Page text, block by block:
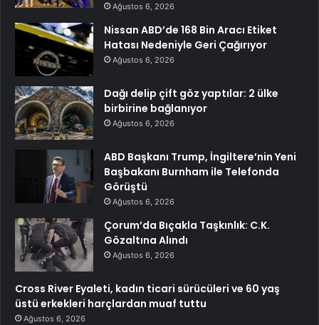
Ağustos 6, 2026
Nissan ABD’de 168 Bin Aracı Etiket
Hatası Nedeniyle Geri Çağırıyor
Ağustos 6, 2026
Dağı delip çift göz yaptılar: 2 ülke
birbirine bağlanıyor
Ağustos 6, 2026
ABD Başkanı Trump, İngiltere’nin Yeni
Başbakanı Burnham ile Telefonda
Görüştü
Ağustos 6, 2026
Çorum’da Bıçakla Taşkınlık: C.K.
Gözaltına Alındı
Ağustos 6, 2026
Cross River Eyaleti, kadın ticari sürücüleri ve 60 yaş
üstü erkekleri harçlardan muaf tuttu
Ağustos 6, 2026